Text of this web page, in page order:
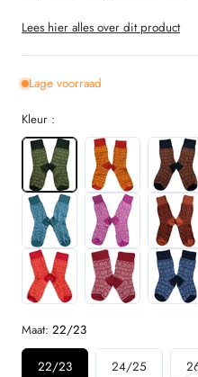
Lees hier alles over dit product
Lage voorraad
Kleur :
Maat: 22/23
22/23 24/25